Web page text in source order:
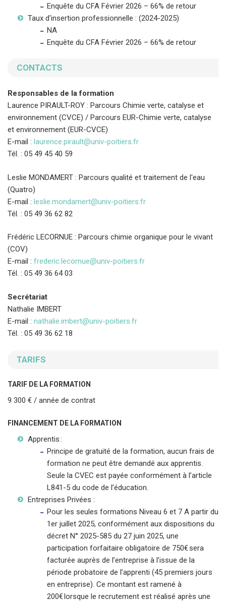
Enquête du CFA Février 2026 – 66% de retour
Taux d'insertion professionnelle : (2024-2025)
NA
Enquête du CFA Février 2026 – 66% de retour
CONTACTS
Responsables de la formation
Laurence PIRAULT-ROY : Parcours Chimie verte, catalyse et
environnement (CVCE) / Parcours EUR-Chimie verte, catalyse
et environnement (EUR-CVCE)
E-mail : laurence.pirault@univ-poitiers.fr
Tél. : 05 49 45 40 59
Leslie MONDAMERT : Parcours qualité et traitement de l'eau
(Quatro)
E-mail : leslie.mondamert@univ-poitiers.fr
Tél. : 05 49 36 62 82
Frédéric LECORNUE : Parcours chimie organique pour le vivant
(COV)
E-mail : frederic.lecornue@univ-poitiers.fr
Tél. : 05 49 36 64 03
Secrétariat
Nathalie IMBERT
E-mail : nathalie.imbert@univ-poitiers.fr
Tél. : 05 49 36 62 18
TARIFS
TARIF DE LA FORMATION
9 300 € / année de contrat
FINANCEMENT DE LA FORMATION
Apprentis :
Principe de gratuité de la formation, aucun frais de
formation ne peut être demandé aux apprentis.
Seule la CVEC est payée conformément à l’article
L841-5 du code de l’éducation.
Entreprises Privées :
Pour les seules formations Niveau 6 et 7 A partir du
1er juillet 2025, conformément aux dispositions du
décret N° 2025-585 du 27 juin 2025, une
participation forfaitaire obligatoire de 750€ sera
facturée auprès de l’entreprise à l’issue de la
période probatoire de l’apprenti (45 premiers jours
en entreprise). Ce montant est ramené à
200€ lorsque le recrutement est réalisé après une